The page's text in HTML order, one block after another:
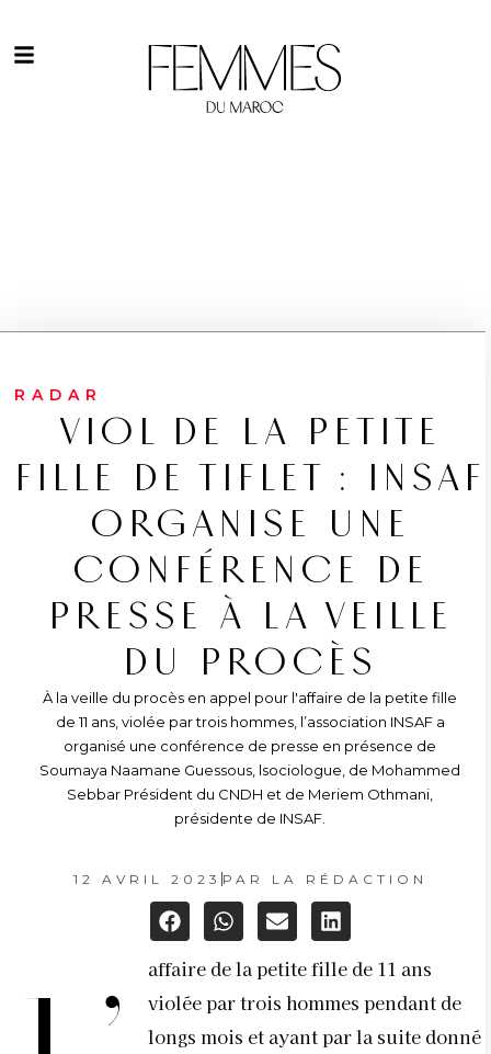
RADAR
VIOL DE LA PETITE
FILLE DE TIFLET : INSAF
ORGANISE UNE
CONFÉRENCE DE
PRESSE À LA VEILLE
DU PROCÈS
À la veille du procès en appel pour l'affaire de la petite fille
de 11 ans, violée par trois hommes, l’association INSAF a
organisé une conférence de presse en présence de
Soumaya Naamane Guessous, lsociologue, de Mohammed
Sebbar Président du CNDH et de Meriem Othmani,
présidente de INSAF.
12 AVRIL 2023 PAR LA RÉDACTION
affaire de la petite fille de 11 ans
violée par trois hommes pendant de
longs mois et ayant par la suite donné